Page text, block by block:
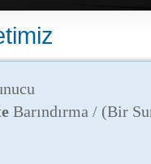
Barındırma / (Bir